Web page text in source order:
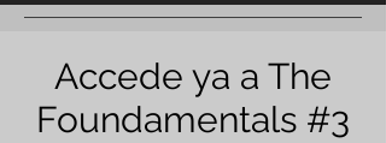
Accede ya a The
Foundamentals #3